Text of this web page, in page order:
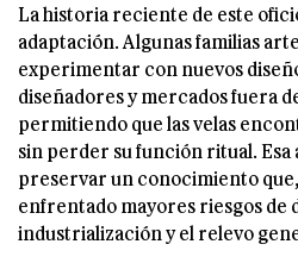
La historia reciente de este
adaptación. Algunas familias
experimentar con nuevos
diseñadores y mercados fuera
permitiendo que las velas
sin perder su función ritual.
preservar un conocimiento
enfrentado mayores riesgos de
industrialización y el relevo